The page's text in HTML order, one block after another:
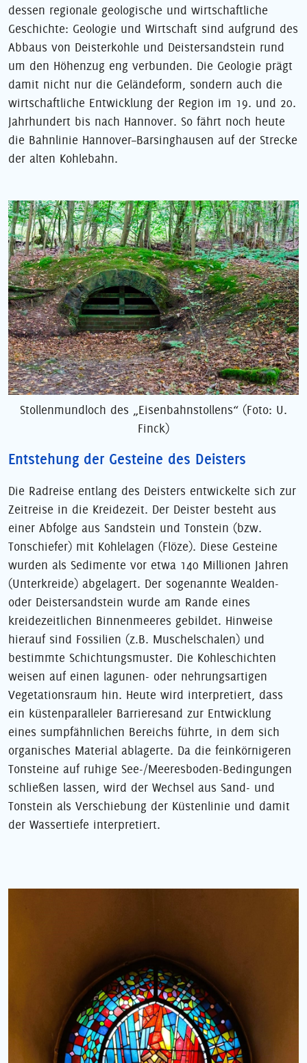
dessen regionale geologische und wirtschaftliche
Geschichte: Geologie und Wirtschaft sind aufgrund des
Abbaus von Deisterkohle und Deistersandstein rund
um den Höhenzug eng verbunden. Die Geologie prägt
damit nicht nur die Geländeform, sondern auch die
wirtschaftliche Entwicklung der Region im 19. und 20.
Jahrhundert bis nach Hannover. So fährt noch heute
die Bahnlinie Hannover–Barsinghausen auf der Strecke
der alten Kohlebahn.
Stollenmundloch des „Eisenbahnstollens“ (Foto: U.
Finck)
Entstehung der Gesteine des Deisters
Die Radreise entlang des Deisters entwickelte sich zur
Zeitreise in die Kreidezeit. Der Deister besteht aus
einer Abfolge aus Sandstein und Tonstein (bzw.
Tonschiefer) mit Kohlelagen (Flöze). Diese Gesteine
wurden als Sedimente vor etwa 140 Millionen Jahren
(Unterkreide) abgelagert. Der sogenannte Wealden-
oder Deistersandstein wurde am Rande eines
kreidezeitlichen Binnenmeeres gebildet. Hinweise
hierauf sind Fossilien (z.B. Muschelschalen) und
bestimmte Schichtungsmuster. Die Kohleschichten
weisen auf einen lagunen- oder nehrungsartigen
Vegetationsraum hin. Heute wird interpretiert, dass
ein küstenparalleler Barrieresand zur Entwicklung
eines sumpfähnlichen Bereichs führte, in dem sich
organisches Material ablagerte. Da die feinkörnigeren
Tonsteine auf ruhige See-/Meeresboden-Bedingungen
schließen lassen, wird der Wechsel aus Sand- und
Tonstein als Verschiebung der Küstenlinie und damit
der Wassertiefe interpretiert.